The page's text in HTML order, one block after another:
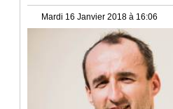
Mardi 16 Janvier 2018 à 16:06